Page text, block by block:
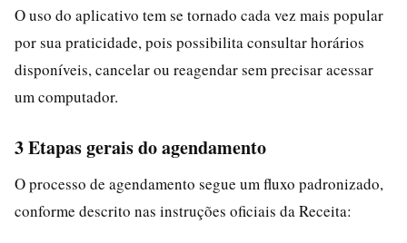
O uso do aplicativo tem se tornado cada vez mais popular
por sua praticidade, pois possibilita consultar horários
disponíveis, cancelar ou reagendar sem precisar acessar
um computador.
3 Etapas gerais do agendamento
O processo de agendamento segue um fluxo padronizado,
conforme descrito nas instruções oficiais da Receita: